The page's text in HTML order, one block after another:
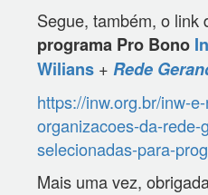
Segue, também, o link
programa Pro Bono
Wilians + Rede
https://inw.org.br/inw-
organizacoes-da-rede-
selecionadas-para-
Mais uma vez,